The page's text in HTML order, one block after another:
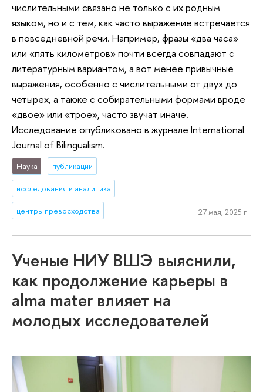
числительными связано не только с их родным
языком, но и с тем, как часто выражение встречается
в повседневной речи. Например, фразы «два часа»
или «пять километров» почти всегда совпадают с
литературным вариантом, а вот менее привычные
выражения, особенно с числительными от двух до
четырех, а также с собирательными формами вроде
«двое» или «трое», часто звучат иначе.
Исследование опубликовано в журнале International
Journal of Bilingualism.
Наука публикации
исследования и аналитика
центры превосходства 27 мая, 2025 г.
Ученые НИУ ВШЭ выяснили,
как продолжение карьеры в
alma mater влияет на
молодых исследователей